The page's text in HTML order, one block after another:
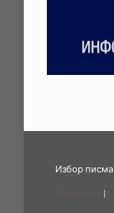
Избор писма
|